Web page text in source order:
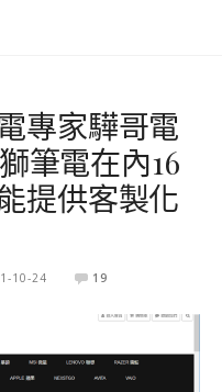
專家驊哥電
筆電在內16
提供客製化
10-24 19